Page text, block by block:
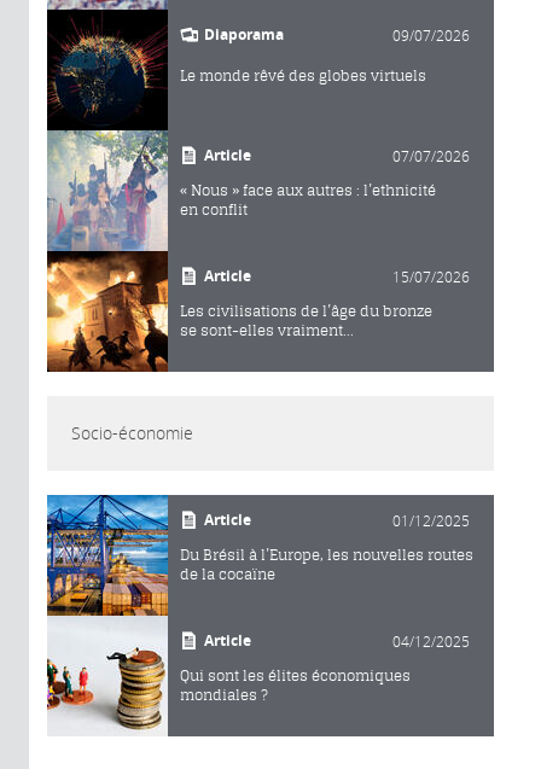
Diaporama 09/07/2026
Le monde rêvé des globes virtuels
Article 07/07/2026
« Nous » face aux autres : l’ethnicité
en conflit
Article 15/07/2026
Les civilisations de l’âge du bronze
se sont-elles vraiment...
Socio-économie
Article 01/12/2025
Du Brésil à l’Europe, les nouvelles routes
de la cocaïne
Article 04/12/2025
Qui sont les élites économiques
mondiales ?